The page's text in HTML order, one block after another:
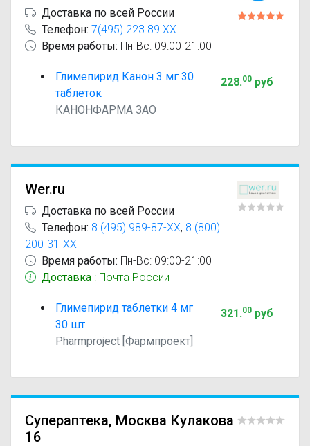
Доставка по всей России
Телефон: 7(495) 223 89 XX
Время работы: Пн-Вс: 09:00-21:00
Глимепирид Канон 3 мг 30
таблеток
КАНОНФАРМА ЗАО
228.00руб
Wer.ru
Доставка по всей России
Телефон: 8 (495) 989-87-XX, 8 (800)
200-31-XX
Время работы: Пн-Вс: 09:00-21:00
Доставка : Почта России
Глимепирид таблетки 4 мг
30 шт.
Pharmproject [Фармпроект]
321.00руб
Супераптека, Москва Кулакова
16